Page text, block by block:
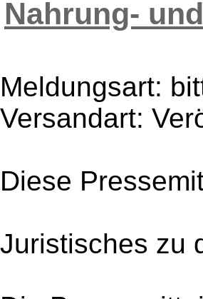
Nahrung-
Meldungsart:
Versandart:
Diese
Juristisches zu